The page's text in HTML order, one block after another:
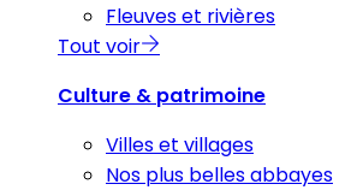
Fleuves et rivières
Tout voir
Culture & patrimoine
Villes et villages
Nos plus belles abbayes